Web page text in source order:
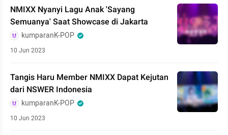
NMIXX Nyanyi Lagu Anak 'Sayang
Semuanya' Saat Showcase di Jakarta
kumparanK-POP
10 Jun 2023
Tangis Haru Member NMIXX Dapat Kejutan
dari NSWER Indonesia
kumparanK-POP
10 Jun 2023